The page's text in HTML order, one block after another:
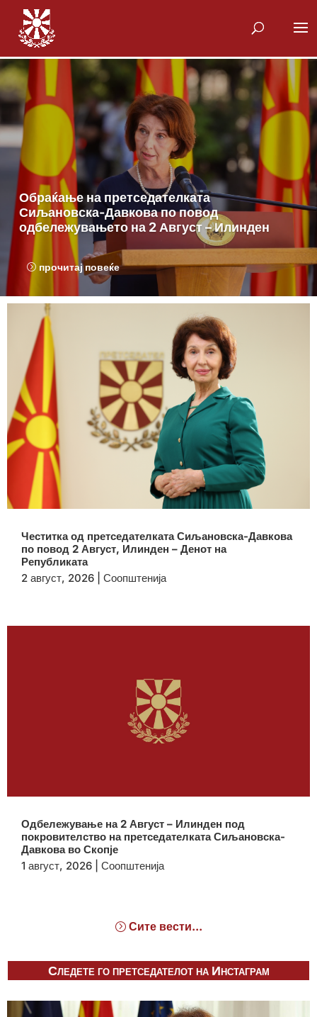
Обраќање на претседателката
Сиљановска-Давкова по повод
одбележувањето на 2 Август – Илинден
прочитај повеќе
Честитка од претседателката Сиљановска-Давкова
по повод 2 Август, Илинден – Денот на
Републиката
2 август, 2026 |Соопштенија
Одбележување на 2 Август – Илинден под
покровителство на претседателката Сиљановска-
Давкова во Скопје
1 август, 2026 |Соопштенија
Сите вести...
Следете го претседателот на Инстаграм